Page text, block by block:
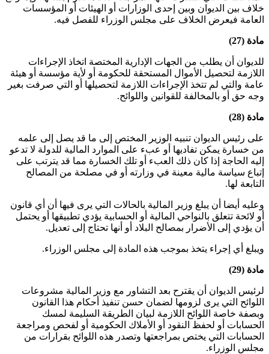
خلاف بين الديوان وبين إحدى الوزارات أو الهيئات أو المؤسسات
العامة فيعرض الخلاف على مجلس الوزراء للفصل فيه.
مادة (27)
للديوان أن يطلب من الجهات الإدارية المختصة اتخاذ الإجراءات
اللازمة لتحصيل الأموال المستحقة للحكومة أو لأية مؤسسة أو هيئة
عامة والتي لم تتخذ الإجراءات اللازمة لتحصيلها أو التي صرفت بغير
وجه حق أو بالمخالفة للقوانين واللوائح.
مادة (28)
على رئيس الديوان تنبيه الوزير المختص إلى ما قد يصل إلى علمه
من خسارة يمكن تفاديها أو عبء على الموارد المالية للدولة لا تدعو
إليه الحاجة إذا كان ذلك العبء أو تلك الخسارة مما قد يترتب على
إتباع سياسة مالية معينة في وزارته أو في مصلحة من المصالح
التابعة لها.
وعليه أيضا أن يبلغ وزير المالية بالحالات التي يرى فيها أن أي قانون
أو لائحة تتعلق بالنواحي المالية أو الحسابية يؤدي تطبيقها أو يحتمل
أن يؤدي إلى الأضرار بمصالح البلاد أو أنها تحتاج إلى تعديل.
ويبلغ أي إجراء يتخذ بموجب هذه المادة إلى مجلس الوزراء.
مادة (29)
لرئيس الديوان أن يقترح بعد التشاور مع وزير المالية مشروعات
اللوائح التي يرى لزومها لضمان حسن تنفيذ أحكام هذا القانون
وبصفة خاصة اللوائح اللازمة لبيان الطريقة السليمة لمسك
الحسابات أو لحفظ النقود أو الأملاك الحكومية أو لفحص ومراجعة
الحسابات التي يختص بمراجعتها وتصدر هذه اللوائح بقرارات من
مجلس الوزراء.